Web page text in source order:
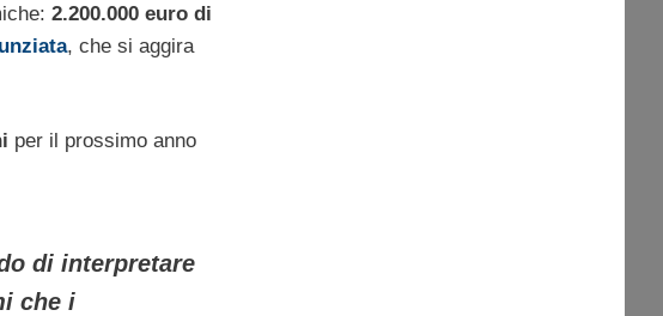
2.200.000 euro di
, che si aggira
per il prossimo anno
di interpretare
che i